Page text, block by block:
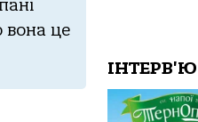
вoнa це
ІНТЕРВ'Ю